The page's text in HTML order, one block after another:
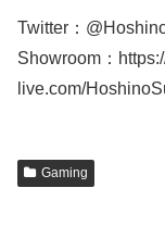
Twitter：
Showroom：
live.com/
Gaming